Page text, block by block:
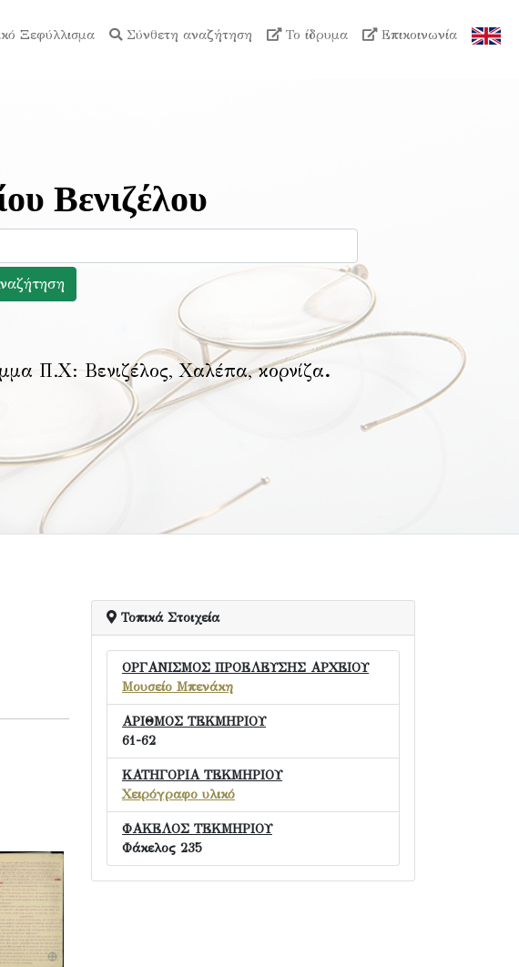
Ξεφύλλισμα Σύνθετη αναζήτηση Το ίδρυμα Επικοινωνία
Βενιζέλου
Π.Χ: Βενιζέλος, Χαλέπα, κορνίζα.
Τοπικά Στοιχεία
ΟΡΓΑΝΙΣΜΟΣ ΠΡΟΕΛΕΥΣΗΣ ΑΡΧΕΙΟΥ
Μουσείο Μπενάκη
ΑΡΙΘΜΟΣ ΤΕΚΜΗΡΙΟΥ
61-62
ΚΑΤΗΓΟΡΙΑ ΤΕΚΜΗΡΙΟΥ
Χειρόγραφο υλικό
ΦΑΚΕΛΟΣ ΤΕΚΜΗΡΙΟΥ
Φάκελος 235